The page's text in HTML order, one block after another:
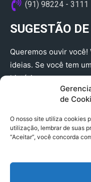
de
O nosso site utiliza cookies
utilização, lembrar de suas
“Aceitar”, você concorda
(91) 98224 - 3111
SUGESTÃO
Queremos ouvir você!
ideias. Se você tem
história que merece
(91) 98224 - 3111